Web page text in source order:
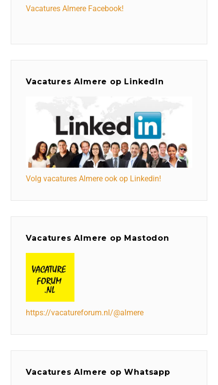
Vacatures Almere Facebook!
Vacatures Almere op LinkedIn
Volg vacatures Almere ook op Linkedin!
Vacatures Almere op Mastodon
https://vacatureforum.nl/@almere
Vacatures Almere op Whatsapp